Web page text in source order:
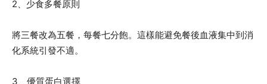
2、少食多餐原則
將三餐改為五餐，每餐七分飽。這樣能避免餐後血液集中到消
化系統引發不適。
3、優質蛋白選擇